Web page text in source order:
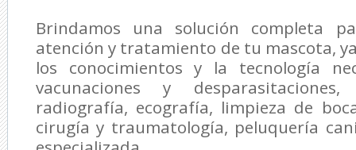
Brindamos una solución completa
atención y tratamiento de tu mascota,
los conocimientos y la tecnología
vacunaciones y
radiografía, ecografía, limpieza de
cirugía y traumatología, peluquería